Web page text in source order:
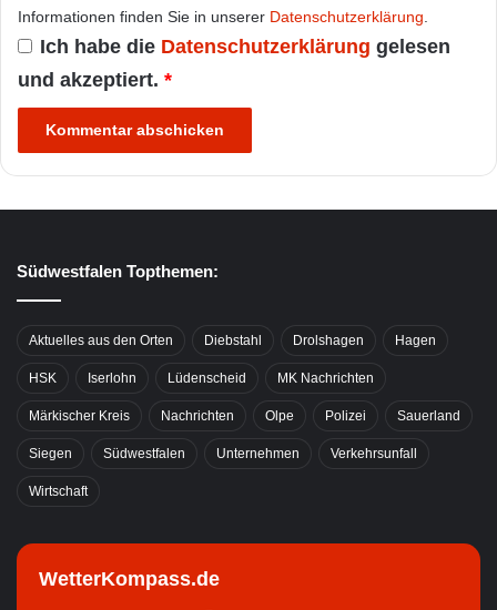
Informationen finden Sie in unserer Datenschutzerklärung.
Ich habe die Datenschutzerklärung gelesen
und akzeptiert. *
Südwestfalen Topthemen:
Aktuelles aus den Orten Diebstahl Drolshagen Hagen
HSK Iserlohn Lüdenscheid MK Nachrichten
Märkischer Kreis Nachrichten Olpe Polizei Sauerland
Siegen Südwestfalen Unternehmen Verkehrsunfall
Wirtschaft
WetterKompass.de